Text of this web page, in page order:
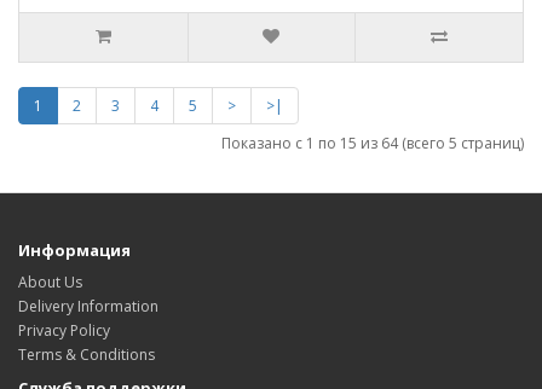
1 2 3 4 5 >
>|
Показано с 1 по 15 из 64 (всего 5 страниц)
Информация
About Us
Delivery Information
Privacy Policy
Terms & Conditions